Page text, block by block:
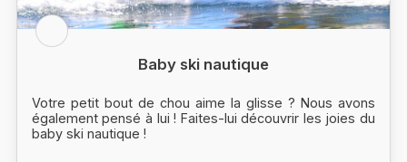
Baby ski nautique
Votre petit bout de chou aime la glisse ? Nous avons
également pensé à lui ! Faites-lui découvrir les joies du
baby ski nautique !